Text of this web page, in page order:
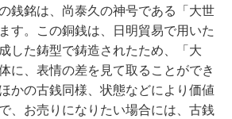
銭銘は、尚泰久の神号である「大世
す。この銅銭は、日明貿易で用いた
した鋳型で鋳造されたため、「大
に、表情の差を見て取ることができ
かの古銭同様、状態などにより価値
、お売りになりたい場合には、古銭